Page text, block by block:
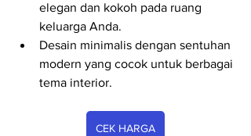
elegan dan kokoh pada ruang
keluarga Anda.
Desain minimalis dengan sentuhan
modern yang cocok untuk berbagai
tema interior.
CEK HARGA